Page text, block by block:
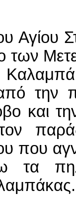
Αγίου
των
την
και
που